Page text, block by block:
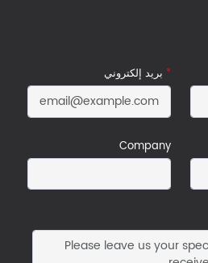
* بريد إلكتروني
Company